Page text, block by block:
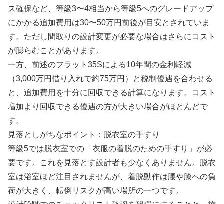
ス確保など、等級3〜4相当から等級5へのグレードアップ
にかかる追加費用は30〜50万円前後が目安とされていま
す。ただし間取りの設計変更が必要な場合はさらにコスト
が膨らむことがあります。
一方、前述のフラット35Sによる10年間の金利軽減
（3,000万円借り入れで約75万円）と税制優遇を合わせる
と、追加費用を十分に回収できる計算になります。コスト
増加より回収できる優遇の方が大きい場合がほとんどで
す。
見落としがちなポイント：脱衣室の手すり
等級5では脱衣室での「衣服の着脱のための手すり」が必
要です。これを見落とす設計者も少なくありません。脱衣
室は浴室ほど注目されませんが、着脱動作は腰や膝への負
荷が大きく、転倒リスクが高い場所の一つです。